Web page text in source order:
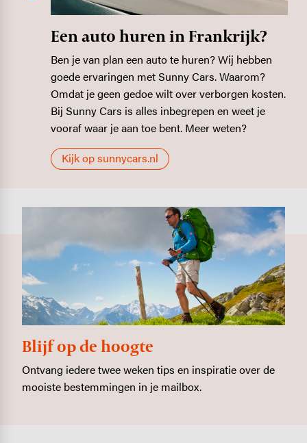
Een auto huren in Frankrijk?
Ben je van plan een auto te huren? Wij hebben
goede ervaringen met Sunny Cars. Waarom?
Omdat je geen gedoe wilt over verborgen kosten.
Bij Sunny Cars is alles inbegrepen en weet je
vooraf waar je aan toe bent. Meer weten?
Kijk op sunnycars.nl
Blijf op de hoogte
Ontvang iedere twee weken tips en inspiratie over de
mooiste bestemmingen in je mailbox.